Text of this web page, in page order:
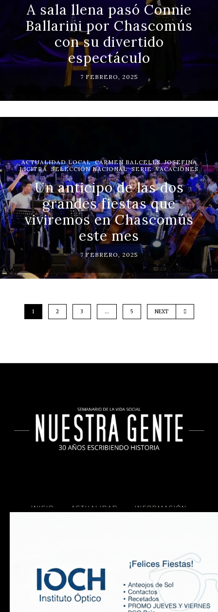
A sala llena pasó Connie
Ballarini por Chascomús
con su divertido
espectáculo
7 FEBRERO, 2025
ACTUALIDAD LOCAL,CARMEN BALCELLS,JOSEFINA
LICITRA , SELECCIÓN NACIONAL,SERIE,VACACIONES
Un anticipo de las dos
grandes fiestas que
viviremos en Chascomús
este mes
7 FEBRERO, 2025
1 2 3 … 5 NEXT
INICIO ACTUALIDAD INFORMACIÓN
Copyright 2025 Nuestra Gente.